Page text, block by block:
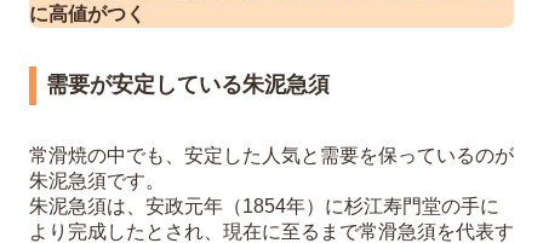
に高値がつく
需要が安定している朱泥急須
常滑焼の中でも、安定した人気と需要を保っているのが
朱泥急須です。
朱泥急須は、安政元年（1854年）に杉江寿門堂の手に
より完成したとされ、現在に至るまで常滑急須を代表す